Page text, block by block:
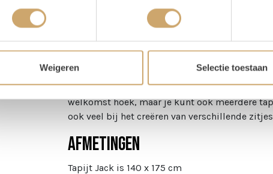
Weigeren Selectie toestaan
Omschrijving
Tapijt Jack huren
Willen jullie dat boho of festival sfeertje neer
niet ontbreken. Je kunt ze ook op zo veel
welkomst hoek, maar je kunt ook meerdere
ook veel bij het creëren van verschillende
Afmetingen
Tapijt Jack is 140 x 175 cm